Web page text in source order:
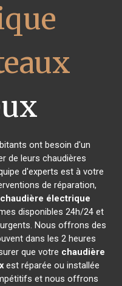
ont besoin d'un
de leurs chaudières
d'experts est à votre
de réparation,
chaudière électrique
disponibles 24h/24 et
Nous offrons des
dans les 2 heures
que votre chaudière
est réparée ou installée
et nous offrons